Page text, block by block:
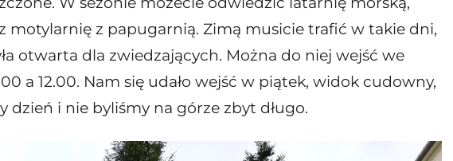
motylarnię z papugarnią. Zimą musicie trafić w takie dni,
otwarta dla zwiedzających. Można do niej wejść we
a 12.00. Nam się udało wejść w piątek, widok cudowny,
dzień i nie byliśmy na górze zbyt długo.